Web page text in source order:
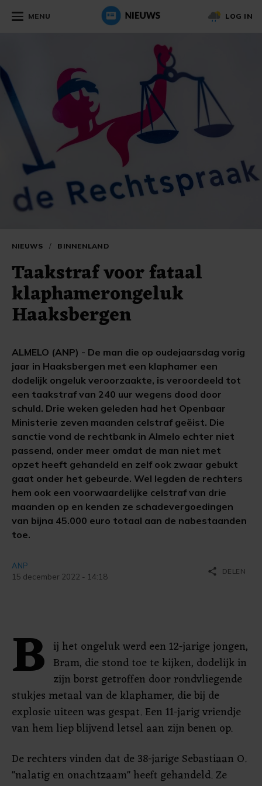
MENU LOG IN
NIEUWS / BINNENLAND
Taakstraf voor fataal
klaphamerongeluk
Haaksbergen
ALMELO (ANP) - De man die op oudejaarsdag vorig
jaar in Haaksbergen met een klaphamer een
dodelijk ongeluk veroorzaakte, is veroordeeld tot
een taakstraf van 240 uur wegens dood door
schuld. Drie weken geleden had het Openbaar
Ministerie zeven maanden celstraf geëist. Die
sanctie vond de rechtbank in Almelo echter niet
passend, onder meer omdat de man niet met
opzet heeft gehandeld en zelf ook zwaar gebukt
gaat onder het gebeurde. Wel legden de rechters
hem ook een voorwaardelijke celstraf van drie
maanden op en kenden ze schadevergoedingen
van bijna 45.000 euro totaal aan de nabestaanden
toe.
ANP
15 december 2022 - 14:18
share DELEN
B ij het ongeluk werd een 12-jarige jongen,
Bram, die stond toe te kijken, dodelijk in
zijn borst getroffen door rondvliegende
stukjes metaal van de klaphamer, die bij de
explosie uiteen was gespat. Een 11-jarig vriendje
van hem liep blijvend letsel aan zijn benen op.
De rechters vinden dat de 38-jarige Sebastiaan O.
"nalatig en onachtzaam" heeft gehandeld. Ze